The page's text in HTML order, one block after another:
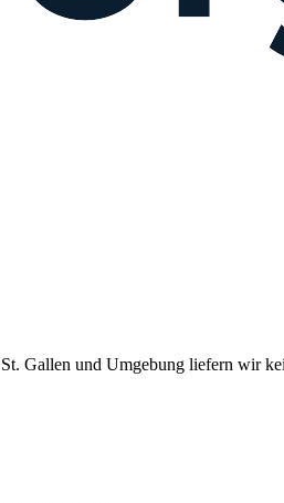
St. Gallen und Umgebung liefern wir